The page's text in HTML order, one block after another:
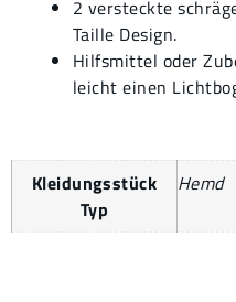
2 versteckte
Taille Design.
Hilfsmittel oder
leicht einen
Kleidungsstück
Typ
Hemd